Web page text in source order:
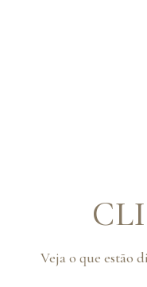
Veja o que estão